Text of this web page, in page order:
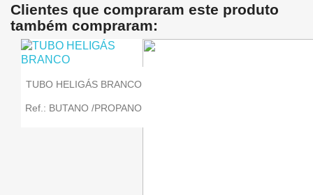
Clientes que compraram este produto
também compraram:
TUBO HELIGÁS BRANCO
Ref.: BUTANO /PROPANO